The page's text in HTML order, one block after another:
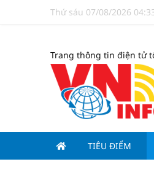
Thứ sáu 07/08/2026
Trang thông tin điện tử
TIÊU ĐIỂM